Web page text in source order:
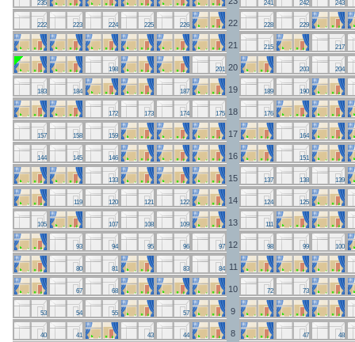
235 241 242 243
222 223 224 225 226 22 228 229
21 215 217
198 201 20 203 204
183 184 187 19 189 190
172 173 174 175 18 176
157 158 159 17 164
144 145 146 16 151
133 15 137 138 139
119 120 121 122 14 124 125
105 107 108 109 13 111
93 94 95 96 97 12 98 99 100
80 81 83 84 11
67 68 10 72 73
53 54 55 57 9
40 41 43 44 8 47 48